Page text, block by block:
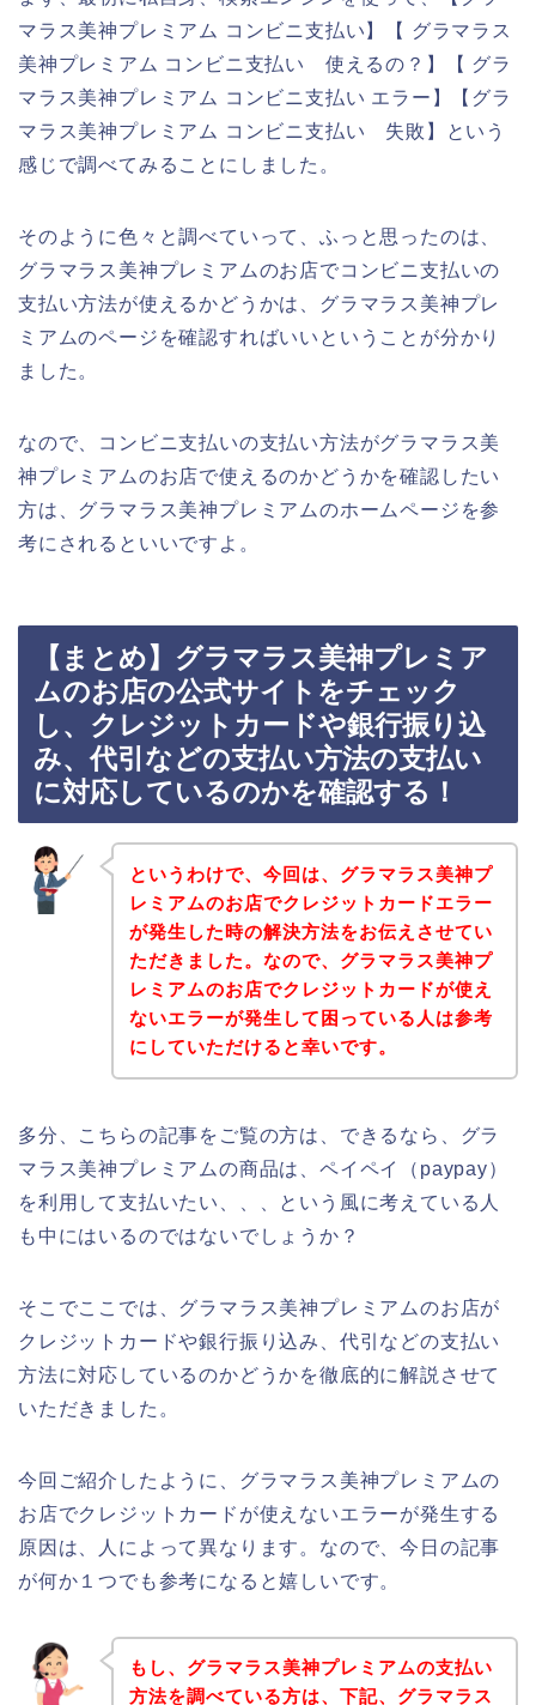
マラス美神プレミアム コンビニ支払い】【 グラマラス
美神プレミアム コンビニ支払い 使えるの？】【 グラ
マラス美神プレミアム コンビニ支払い エラー】【グラ
マラス美神プレミアム コンビニ支払い 失敗】という
感じで調べてみることにしました。
そのように色々と調べていって、ふっと思ったのは、
グラマラス美神プレミアムのお店でコンビニ支払いの
支払い方法が使えるかどうかは、グラマラス美神プレ
ミアムのページを確認すればいいということが分かり
ました。
なので、コンビニ支払いの支払い方法がグラマラス美
神プレミアムのお店で使えるのかどうかを確認したい
方は、グラマラス美神プレミアムのホームページを参
考にされるといいですよ。
【まとめ】グラマラス美神プレミア
ムのお店の公式サイトをチェック
し、クレジットカードや銀行振り込
み、代引などの支払い方法の支払い
に対応しているのかを確認する！
というわけで、今回は、グラマラス美神プ
レミアムのお店でクレジットカードエラー
が発生した時の解決方法をお伝えさせてい
ただきました。なので、グラマラス美神プ
レミアムのお店でクレジットカードが使え
ないエラーが発生して困っている人は参考
にしていただけると幸いです。
多分、こちらの記事をご覧の方は、できるなら、グラ
マラス美神プレミアムの商品は、ペイペイ（paypay）
を利用して支払いたい、、、という風に考えている人
も中にはいるのではないでしょうか？
そこでここでは、グラマラス美神プレミアムのお店が
クレジットカードや銀行振り込み、代引などの支払い
方法に対応しているのかどうかを徹底的に解説させて
いただきました。
今回ご紹介したように、グラマラス美神プレミアムの
お店でクレジットカードが使えないエラーが発生する
原因は、人によって異なります。なので、今日の記事
が何か１つでも参考になると嬉しいです。
もし、グラマラス美神プレミアムの支払い
方法を調べている方は、下記、グラマラス